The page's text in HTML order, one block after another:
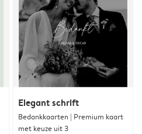
Elegant schrift
Bedankkaarten | Premium kaart
met keuze uit 3